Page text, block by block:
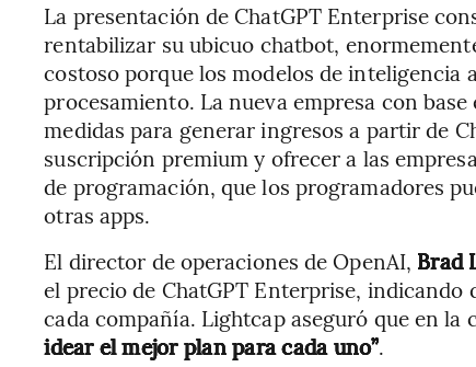
La presentación de ChatGPT Enterprise
rentabilizar su ubicuo chatbot,
costoso porque los modelos de
procesamiento. La nueva empresa con
medidas para generar ingresos a partir de
suscripción premium y ofrecer a las
de programación, que los programadores
otras apps.
El director de operaciones de OpenAI, Brad
el precio de ChatGPT Enterprise, indicando
cada compañía. Lightcap aseguró que en la
idear el mejor plan para cada uno”.